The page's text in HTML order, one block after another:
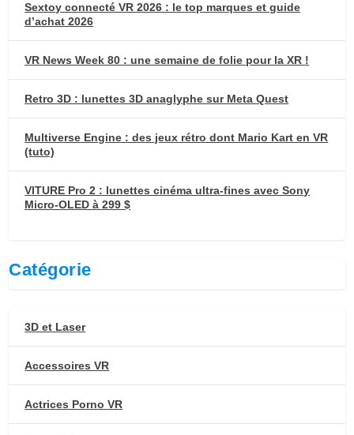
Sextoy connecté VR 2026 : le top marques et guide
d’achat 2026
VR News Week 80 : une semaine de folie pour la XR !
Retro 3D : lunettes 3D anaglyphe sur Meta Quest
Multiverse Engine : des jeux rétro dont Mario Kart en VR
(tuto)
VITURE Pro 2 : lunettes cinéma ultra-fines avec Sony
Micro-OLED à 299 $
Catégorie
3D et Laser
Accessoires VR
Actrices Porno VR